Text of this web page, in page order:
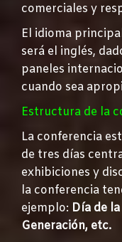
comerciales y
El idioma
será el inglés,
paneles
cuando sea
Estructura de la
La conferencia
de tres días
exhibiciones y
la conferencia
ejemplo: Día de
Generación, etc.